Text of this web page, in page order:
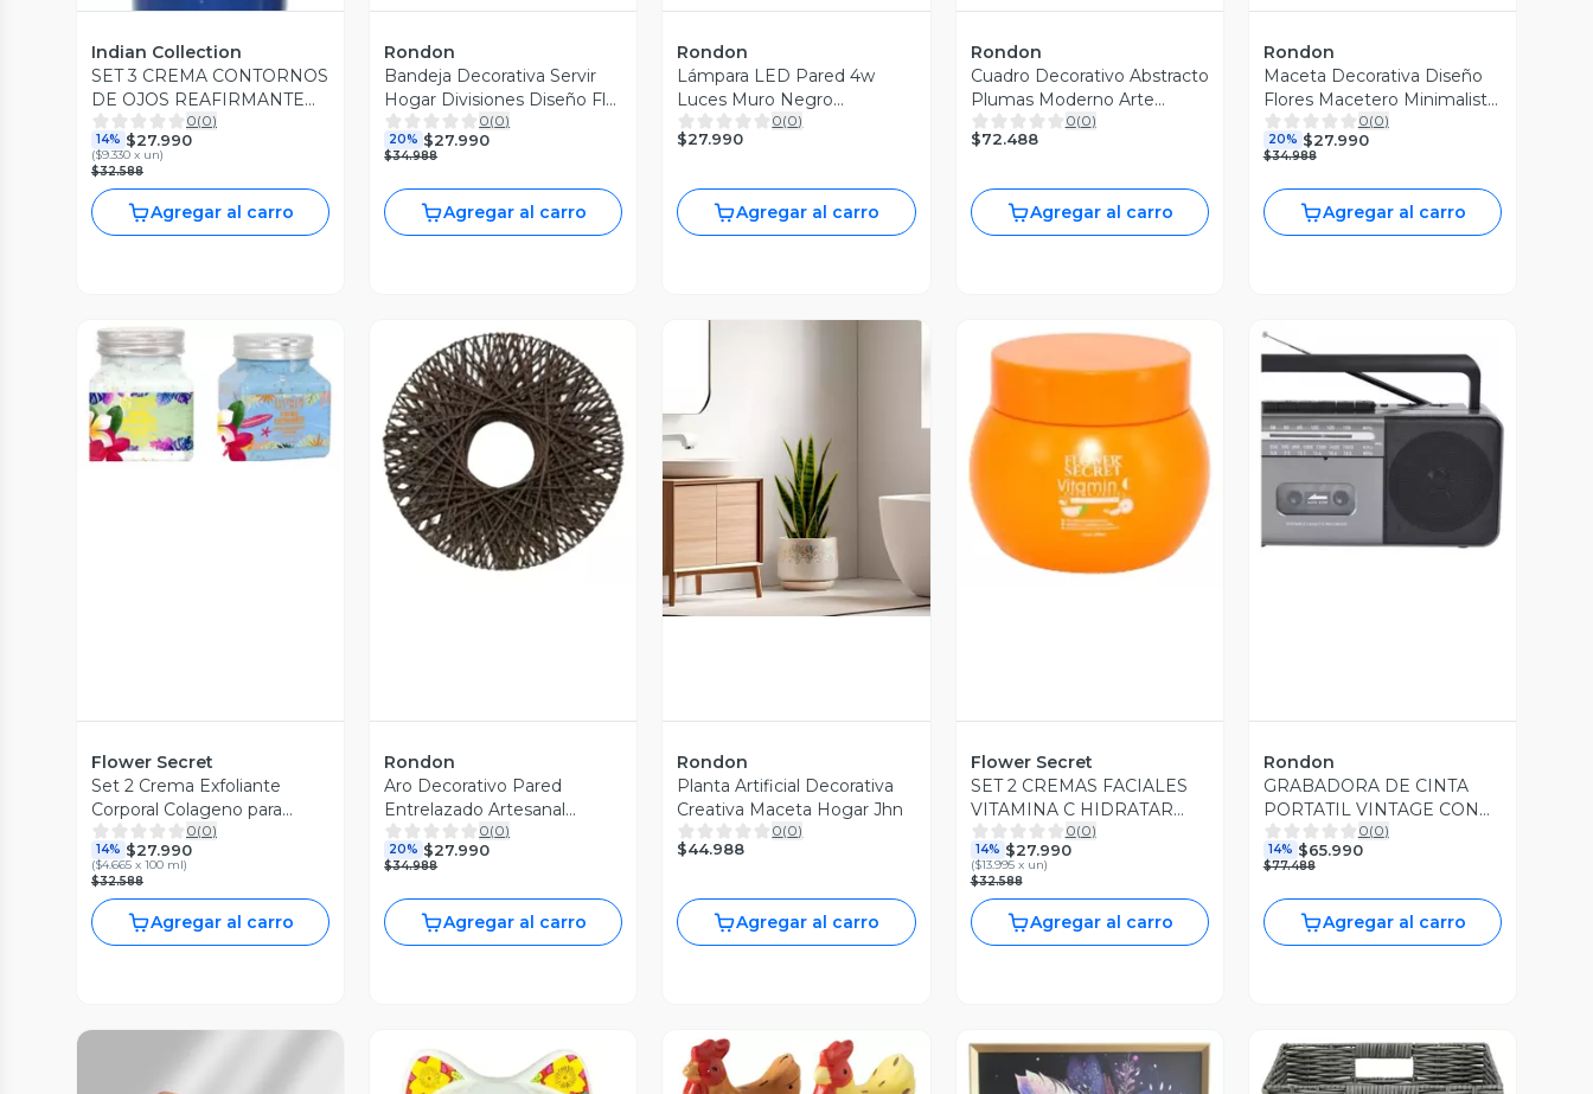
Indian Collection
SET 3 CREMA CONTORNOS
DE OJOS REAFIRMANTE
HOMBRES LAU
0(0)
14% $27.990
($9.330 x un)
$32.588
Agregar al carro
Rondon
Bandeja Decorativa Servir
Hogar Divisiones Diseño Flor
Jhn
0(0)
20% $27.990
$34.988
Agregar al carro
Rondon
Lámpara LED Pared 4w
Luces Muro Negro
Decorativa Jhn
0(0)
$27.990
Agregar al carro
Rondon
Cuadro Decorativo Abstracto
Plumas Moderno Arte
Hogar Jhn 0(0)
$72.488
Agregar al carro
Rondon
Maceta Decorativa Diseño
Flores Macetero Minimalista
Jhn
0(0)
20% $27.990
$34.988
Agregar al carro
Vista Previa
Flower Secret
Set 2 Crema Exfoliante
Corporal Colageno para
Hombres Lau
0(0)
14% $27.990
($4.665 x 100 ml)
$32.588
Agregar al carro
Vista Previa
Rondon
Aro Decorativo Pared
Entrelazado Artesanal
Moderno AJ0(0)
20% $27.990
$34.988
Agregar al carro
Vista Previa
Rondon
Planta Artificial Decorativa
Creativa Maceta Hogar Jhn
0(0)
$44.988
Agregar al carro
Vista Previa
Flower Secret
SET 2 CREMAS FACIALES
VITAMINA C HIDRATAR
UNIFICAR LAU
0(0)
14% $27.990
($13.995 x un)
$32.588
Agregar al carro
Vista Previa
Rondon
GRABADORA DE CINTA
PORTATIL VINTAGE CON
RADIO AM/FM LAU
0(0)
14% $65.990
$77.488
Agregar al carro